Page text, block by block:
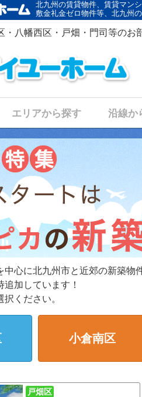
北九州の賃貸物件、賃貸マン
敷金礼金ゼロ物件等、北九州
・八幡西区・戸畑・門司等のお
エリアから探す 沿線か
中心に北九州市と近郊の新築物
加しています！
ください。
小倉南区
戸畑区